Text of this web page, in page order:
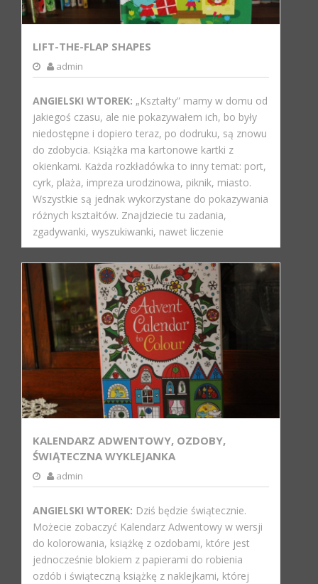
LIFT-THE-FLAP SHAPES
admin
ANGIELSKI WTOREK: „Kształty” mamy w domu od
jakiegoś czasu, ale nie pokazywałem ich, bo były
niedostępne i dopiero teraz, po dodruku, są znowu
do zdobycia. Książka ma kartonowe kartki z
okienkami. Każda rozkładówka to inny temat: port,
cyrk, plaża, impreza urodzinowa, piknik, miasto.
Wszystkie są jednak wykorzystane do pokazywania
różnych kształtów. Znajdziecie tu zadania,
zgadywanki, wyszukiwanki, nawet liczenie
KALENDARZ ADWENTOWY, OZDOBY,
ŚWIĄTECZNA WYKLEJANKA
admin
ANGIELSKI WTOREK: Dziś będzie świątecznie.
Możecie zobaczyć Kalendarz Adwentowy w wersji
do kolorowania, książkę z ozdobami, które jest
jednocześnie blokiem z papierami do robienia
ozdób i świąteczną książkę z naklejkami, której